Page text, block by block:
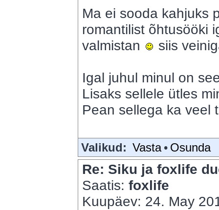
Ma ei sooda kahjuks
romantilist õhtusööki
valmistan
siis
Igal juhul minul on
Lisaks sellele ütles
Pean sellega ka veel
Valikud: Vasta • Osunda
Re: Siku ja foxlife
Saatis: foxlife
Kuupäev: 24. May